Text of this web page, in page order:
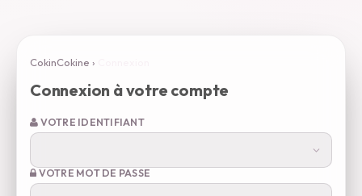
CokinCokine ›
Connexion à votre compte
VOTRE IDENTIFIANT
VOTRE MOT DE PASSE